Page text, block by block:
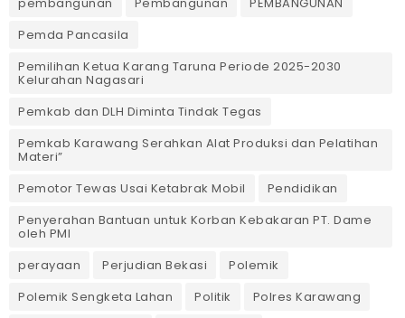
Pemda Pancasila
Pemilihan Ketua Karang Taruna Periode 2025-2030
Kelurahan Nagasari
Pemkab dan DLH Diminta Tindak Tegas
Pemkab Karawang Serahkan Alat Produksi dan Pelatihan
Materi”
Pemotor Tewas Usai Ketabrak Mobil‎
Pendidikan
Penyerahan Bantuan untuk Korban Kebakaran PT. Dame
oleh PMI
perayaan
Perjudian Bekasi
Polemik
Polemik Sengketa Lahan
Politik
Polres Karawang